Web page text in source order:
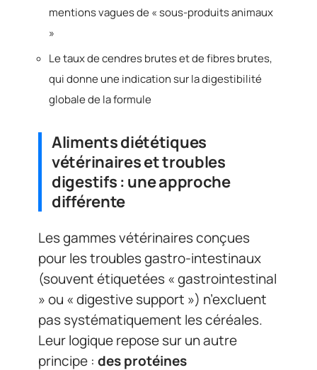
mentions vagues de « sous-produits animaux
»
Le taux de cendres brutes et de fibres brutes,
qui donne une indication sur la digestibilité
globale de la formule
Aliments diététiques
vétérinaires et troubles
digestifs : une approche
différente
Les gammes vétérinaires conçues
pour les troubles gastro-intestinaux
(souvent étiquetées « gastrointestinal
» ou « digestive support ») n’excluent
pas systématiquement les céréales.
Leur logique repose sur un autre
principe : des protéines